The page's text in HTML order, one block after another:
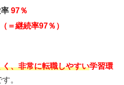
率97％
＝継続率97％）
、非常に転職しやすい学習環
。